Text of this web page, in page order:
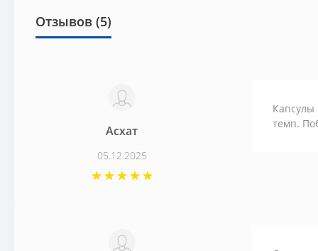
Отзывов (5)
Асхат
05.12.2025
Капсулы
темп.